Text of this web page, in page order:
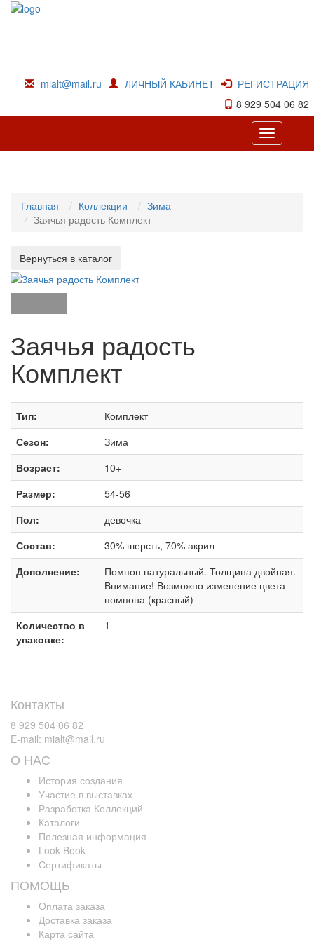
РЕГИСТРАЦИЯ
ЛИЧНЫЙ КАБИНЕТ
mialt@mail.ru
8 929 504 06 82
Toggle
navigation
Главная Коллекции
Зима
Заячья радость Комплект
Заячья радость
Комплект
Тип:
Комплект
Сезон:
Зима
Возраст:
10+
Размер:
54-56
Пол:
девочка
Состав:
30% шерсть, 70% акрил
Дополнение:
Помпон натуральный. Толщина двойная.
Внимание! Возможно изменение цвета
помпона (красный)
Количество в
упаковке:
1
Контакты
8 929 504 06 82
E-mail: mialt@mail.ru
О НАС
История создания
Участие в выставках
Разработка Коллекций
Каталоги
Полезная информация
Look Book
Сертификаты
ПОМОЩЬ
Оплата заказа
Доставка заказа
Карта сайта